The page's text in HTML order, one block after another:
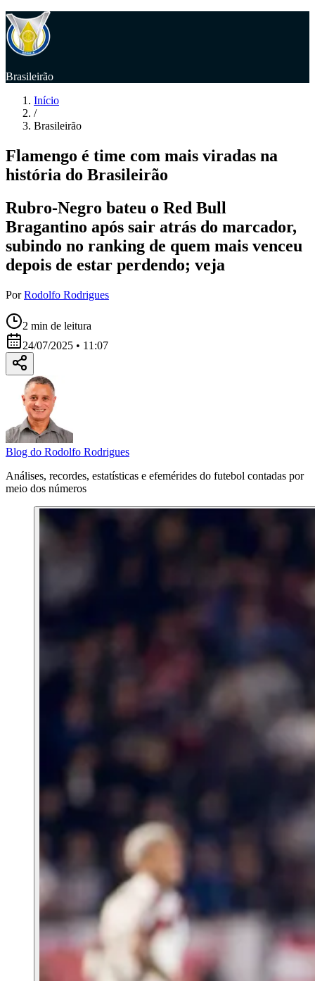
Brasileirão
Início
/
Brasileirão
Flamengo é time com mais viradas na
história do Brasileirão
Rubro-Negro bateu o Red Bull
Bragantino após sair atrás do marcador,
subindo no ranking de quem mais venceu
depois de estar perdendo; veja
Por Rodolfo Rodrigues
2 min de leitura
24/07/2025 • 11:07
Blog do Rodolfo Rodrigues
Análises, recordes, estatísticas e efemérides do futebol contadas por
meio dos números